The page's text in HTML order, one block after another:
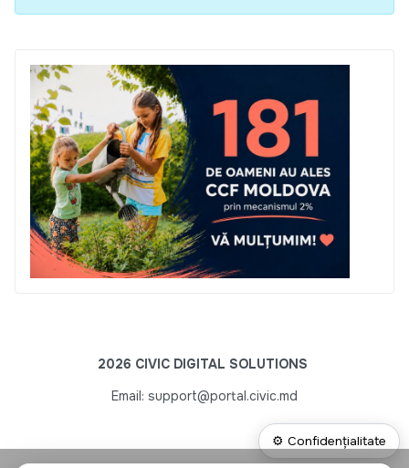
2026 CIVIC DIGITAL SOLUTIONS
Email: support@portal.civic.md
⚙ Confidențialitate